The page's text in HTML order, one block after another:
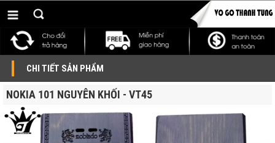
CHI TIẾT SẢN PHẨM
NOKIA 101 NGUYÊN KHỐI - VT45